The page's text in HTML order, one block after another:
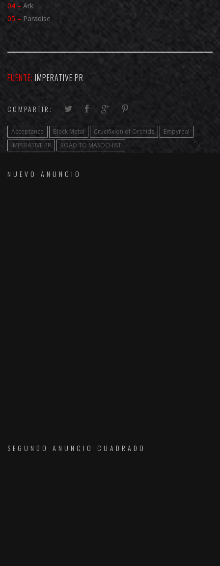
04 – Ark
05 – Paradise
FUENTE: IMPERATIVE PR
COMPARTIR:
Acceptance Black Metal Crucifixion of Orchids
Empyreal
IMPERATIVE PR
ROAD TO MASOCHIST
NUEVO ANUNCIO
SEGUNDO ANUNCIO CUADRADO